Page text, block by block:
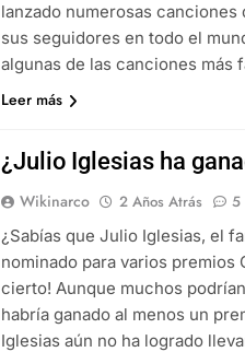
lanzado numerosas
sus seguidores en todo el
algunas de las canciones más
Leer más
¿Julio Iglesias ha
Wikinarco 2 Años Atrás 5
¿Sabías que Julio Iglesias, el
nominado para varios premios
cierto! Aunque muchos
habría ganado al menos un
Iglesias aún no ha logrado